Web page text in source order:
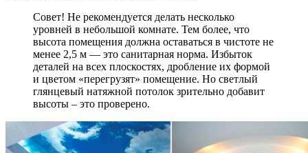
Совет! Не рекомендуется делать несколько
уровней в небольшой комнате. Тем более, что
высота помещения должна оставаться в чистоте не
менее 2,5 м — это санитарная норма. Избыток
деталей на всех плоскостях, дробление их формой
и цветом «перегрузят» помещение. Но светлый
глянцевый натяжной потолок зрительно добавит
высоты – это проверено.